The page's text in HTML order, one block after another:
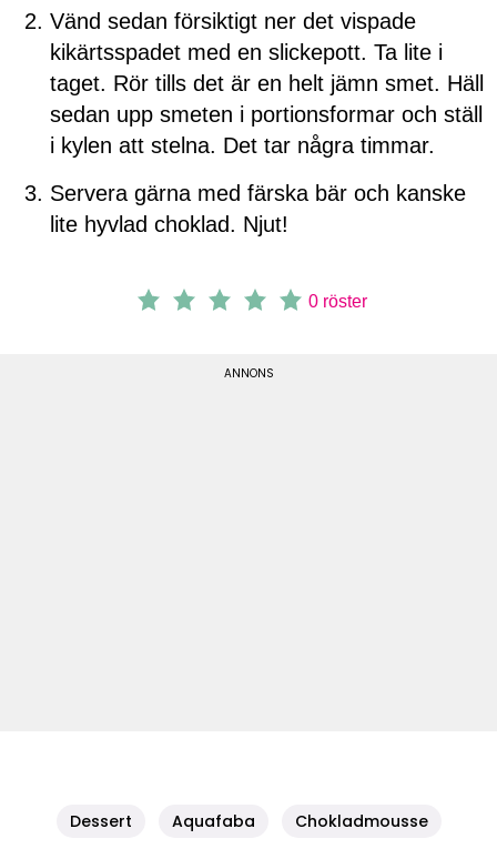
Vänd sedan försiktigt ner det vispade
kikärtsspadet med en slickepott. Ta lite i
taget. Rör tills det är en helt jämn smet. Häll
sedan upp smeten i portionsformar och ställ
i kylen att stelna. Det tar några timmar.
Servera gärna med färska bär och kanske
lite hyvlad choklad. Njut!
0röster
Dessert Aquafaba Chokladmousse